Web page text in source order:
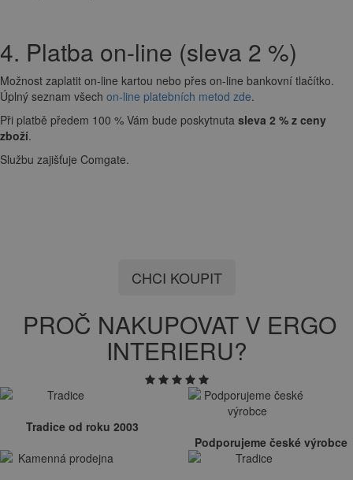
4. Platba on-line (sleva 2 %)
Možnost zaplatit on-line kartou nebo přes on-line bankovní tlačítko.
Úplný seznam všech on-line platebních metod zde.
Při platbě předem 100 % Vám bude poskytnuta sleva 2 % z ceny
zboží.
Službu zajišťuje Comgate.
CHCI KOUPIT
PROČ NAKUPOVAT V ERGO
INTERIERU?
Tradice od roku 2003
Podporujeme české výrobce